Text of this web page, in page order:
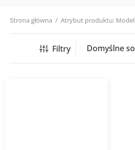
Strona główna / Atrybut produktu: Model
Filtry